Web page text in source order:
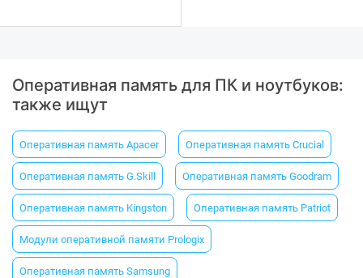
Оперативная память для ПК и ноутбуков:
также ищут
Оперативная память Apacer Оперативная память Crucial
Оперативная память G.Skill Оперативная память Goodram
Оперативная память Kingston Оперативная память Patriot
Модули оперативной памяти Prologix
Оперативная память Samsung